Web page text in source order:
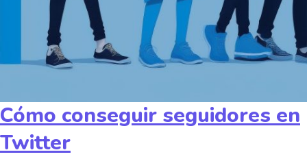
Cómo conseguir seguidores en
Twitter